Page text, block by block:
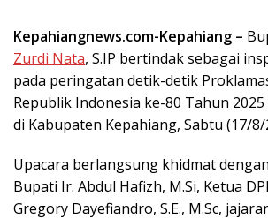
Kepahiangnews.com-Kepahiang –
Zurdi Nata, S.IP bertindak sebagai
pada peringatan detik-detik
Republik Indonesia ke-80 Tahun
di Kabupaten Kepahiang, Sabtu (17/8/
Upacara berlangsung khidmat
Bupati Ir. Abdul Hafizh, M.Si, Ketua
Gregory Dayefiandro, S.E., M.Sc,